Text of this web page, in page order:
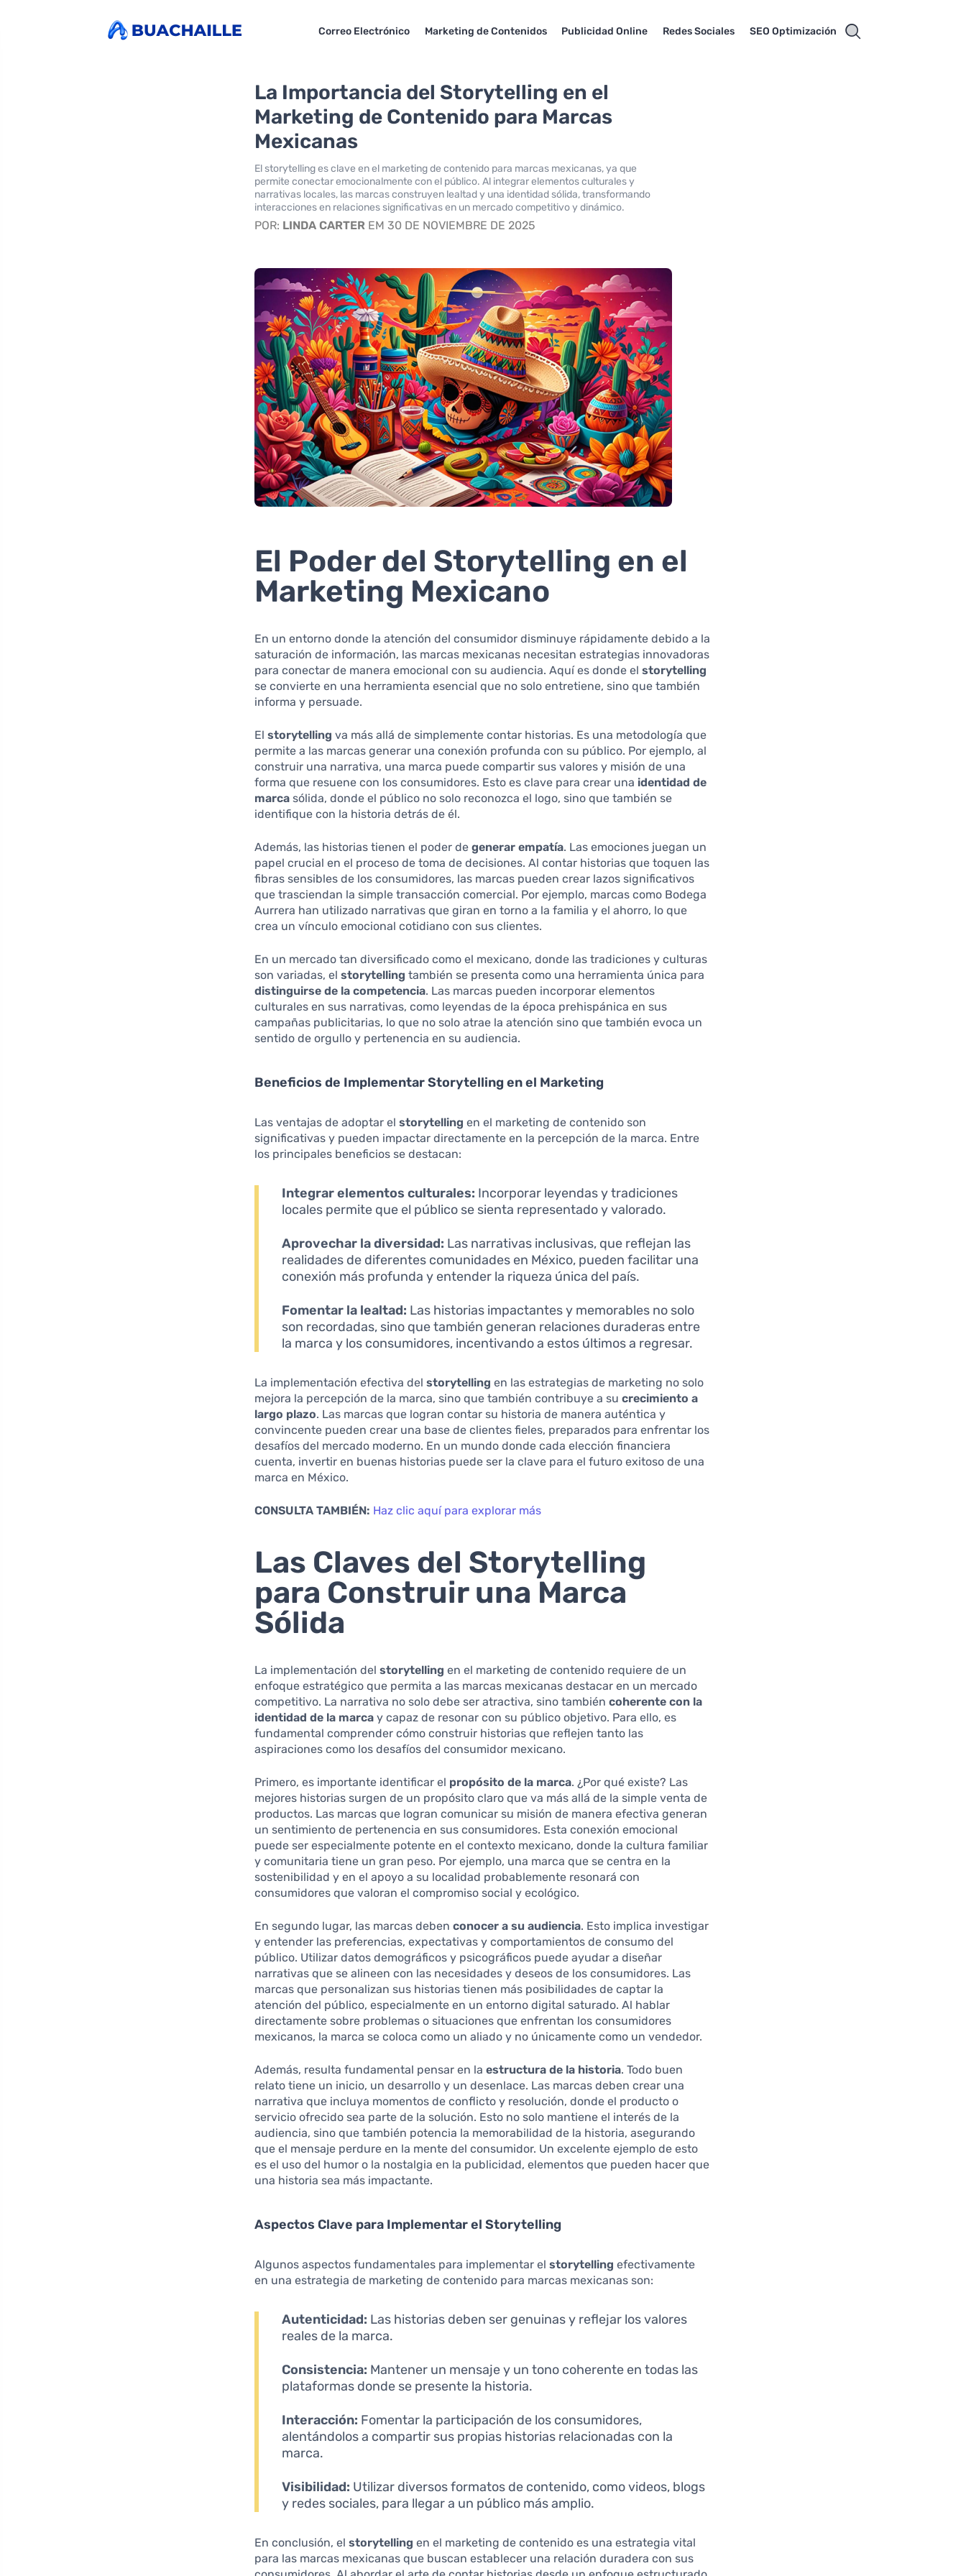
Correo Electrónico Marketing de Contenidos Publicidad Online Redes Sociales SEO Optimización
La Importancia del Storytelling en el
Marketing de Contenido para Marcas
Mexicanas
El storytelling es clave en el marketing de contenido para marcas mexicanas, ya que
permite conectar emocionalmente con el público. Al integrar elementos culturales y
narrativas locales, las marcas construyen lealtad y una identidad sólida, transformando
interacciones en relaciones significativas en un mercado competitivo y dinámico.
POR: LINDA CARTER EM 30 DE NOVIEMBRE DE 2025
El Poder del Storytelling en el
Marketing Mexicano
En un entorno donde la atención del consumidor disminuye rápidamente debido a la
saturación de información, las marcas mexicanas necesitan estrategias innovadoras
para conectar de manera emocional con su audiencia. Aquí es donde elstorytelling
se convierte en una herramienta esencial que no solo entretiene, sino que también
informa y persuade.
Elstorytelling va más allá de simplemente contar historias. Es una metodología que
permite a las marcas generar una conexión profunda con su público. Por ejemplo, al
construir una narrativa, una marca puede compartir sus valores y misión de una
forma que resuene con los consumidores. Esto es clave para crear una identidad de
marca sólida, donde el público no solo reconozca el logo, sino que también se
identifique con la historia detrás de él.
Además, las historias tienen el poder degenerar empatía. Las emociones juegan un
papel crucial en el proceso de toma de decisiones. Al contar historias que toquen las
fibras sensibles de los consumidores, las marcas pueden crear lazos significativos
que trasciendan la simple transacción comercial. Por ejemplo, marcas como Bodega
Aurrera han utilizado narrativas que giran en torno a la familia y el ahorro, lo que
crea un vínculo emocional cotidiano con sus clientes.
En un mercado tan diversificado como el mexicano, donde las tradiciones y culturas
son variadas, elstorytelling también se presenta como una herramienta única para
distinguirse de la competencia. Las marcas pueden incorporar elementos
culturales en sus narrativas, como leyendas de la época prehispánica en sus
campañas publicitarias, lo que no solo atrae la atención sino que también evoca un
sentido de orgullo y pertenencia en su audiencia.
Beneficios de Implementar Storytelling en el Marketing
Las ventajas de adoptar elstorytelling en el marketing de contenido son
significativas y pueden impactar directamente en la percepción de la marca. Entre
los principales beneficios se destacan:
Integrar elementos culturales: Incorporar leyendas y tradiciones
locales permite que el público se sienta representado y valorado.
Aprovechar la diversidad: Las narrativas inclusivas, que reflejan las
realidades de diferentes comunidades en México, pueden facilitar una
conexión más profunda y entender la riqueza única del país.
Fomentar la lealtad: Las historias impactantes y memorables no solo
son recordadas, sino que también generan relaciones duraderas entre
la marca y los consumidores, incentivando a estos últimos a regresar.
La implementación efectiva delstorytelling en las estrategias de marketing no solo
mejora la percepción de la marca, sino que también contribuye a sucrecimiento a
largo plazo. Las marcas que logran contar su historia de manera auténtica y
convincente pueden crear una base de clientes fieles, preparados para enfrentar los
desafíos del mercado moderno. En un mundo donde cada elección financiera
cuenta, invertir en buenas historias puede ser la clave para el futuro exitoso de una
marca en México.
CONSULTA TAMBIÉN: Haz clic aquí para explorar más
Las Claves del Storytelling
para Construir una Marca
Sólida
La implementación delstorytelling en el marketing de contenido requiere de un
enfoque estratégico que permita a las marcas mexicanas destacar en un mercado
competitivo. La narrativa no solo debe ser atractiva, sino tambiéncoherente con la
identidad de la marca y capaz de resonar con su público objetivo. Para ello, es
fundamental comprender cómo construir historias que reflejen tanto las
aspiraciones como los desafíos del consumidor mexicano.
Primero, es importante identificar el propósito de la marca. ¿Por qué existe? Las
mejores historias surgen de un propósito claro que va más allá de la simple venta de
productos. Las marcas que logran comunicar su misión de manera efectiva generan
un sentimiento de pertenencia en sus consumidores. Esta conexión emocional
puede ser especialmente potente en el contexto mexicano, donde la cultura familiar
y comunitaria tiene un gran peso. Por ejemplo, una marca que se centra en la
sostenibilidad y en el apoyo a su localidad probablemente resonará con
consumidores que valoran el compromiso social y ecológico.
En segundo lugar, las marcas debenconocer a su audiencia. Esto implica investigar
y entender las preferencias, expectativas y comportamientos de consumo del
público. Utilizar datos demográficos y psicográficos puede ayudar a diseñar
narrativas que se alineen con las necesidades y deseos de los consumidores. Las
marcas que personalizan sus historias tienen más posibilidades de captar la
atención del público, especialmente en un entorno digital saturado. Al hablar
directamente sobre problemas o situaciones que enfrentan los consumidores
mexicanos, la marca se coloca como un aliado y no únicamente como un vendedor.
Además, resulta fundamental pensar en laestructura de la historia. Todo buen
relato tiene un inicio, un desarrollo y un desenlace. Las marcas deben crear una
narrativa que incluya momentos de conflicto y resolución, donde el producto o
servicio ofrecido sea parte de la solución. Esto no solo mantiene el interés de la
audiencia, sino que también potencia la memorabilidad de la historia, asegurando
que el mensaje perdure en la mente del consumidor. Un excelente ejemplo de esto
es el uso del humor o la nostalgia en la publicidad, elementos que pueden hacer que
una historia sea más impactante.
Aspectos Clave para Implementar el Storytelling
Algunos aspectos fundamentales para implementar elstorytelling efectivamente
en una estrategia de marketing de contenido para marcas mexicanas son:
Autenticidad: Las historias deben ser genuinas y reflejar los valores
reales de la marca.
Consistencia: Mantener un mensaje y un tono coherente en todas las
plataformas donde se presente la historia.
Interacción: Fomentar la participación de los consumidores,
alentándolos a compartir sus propias historias relacionadas con la
marca.
Visibilidad: Utilizar diversos formatos de contenido, como videos, blogs
y redes sociales, para llegar a un público más amplio.
En conclusión, elstorytelling en el marketing de contenido es una estrategia vital
para las marcas mexicanas que buscan establecer una relación duradera con sus